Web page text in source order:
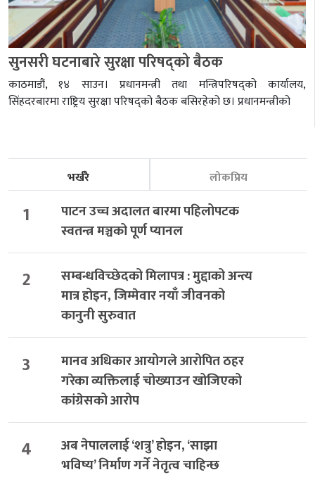
सुनसरी घटनाबारे सुरक्षा परिषद्को बैठक
काठमाडौं, १४ साउन। प्रधानमन्त्री तथा मन्त्रिपरिषद्को कार्यालय,
सिंहदरबारमा राष्ट्रिय सुरक्षा परिषद्को बैठक बसिरहेको छ। प्रधानमन्त्रीको
भर्खरै लोकप्रिय
1
पाटन उच्च अदालत बारमा पहिलोपटक
स्वतन्त्र मञ्चको पूर्ण प्यानल
2
सम्बन्धविच्छेदको मिलापत्र : मुद्दाको अन्त्य
मात्र होइन, जिम्मेवार नयाँ जीवनको
कानुनी सुरुवात
3
मानव अधिकार आयोगले आरोपित ठहर
गरेका व्यक्तिलाई चोख्याउन खोजिएको
कांग्रेसको आरोप
4
अब नेपाललाई ‘शत्रु’ होइन, ‘साझा
भविष्य’ निर्माण गर्ने नेतृत्व चाहिन्छ